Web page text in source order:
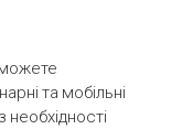
та мобільні